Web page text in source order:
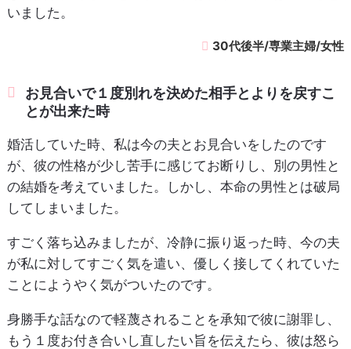
いました。
30代後半/専業主婦/女性
お見合いで１度別れを決めた相手とよりを戻すこ
とが出来た時
婚活していた時、私は今の夫とお見合いをしたのです
が、彼の性格が少し苦手に感じてお断りし、別の男性と
の結婚を考えていました。しかし、本命の男性とは破局
してしまいました。
すごく落ち込みましたが、冷静に振り返った時、今の夫
が私に対してすごく気を遣い、優しく接してくれていた
ことにようやく気がついたのです。
身勝手な話なので軽蔑されることを承知で彼に謝罪し、
もう１度お付き合いし直したい旨を伝えたら、彼は怒ら